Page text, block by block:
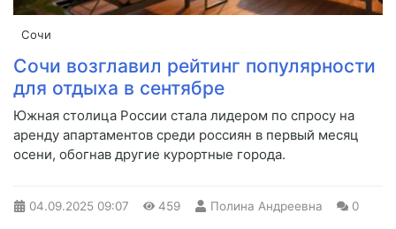
Сочи
Сочи возглавил рейтинг популярности
для отдыха в сентябре
Южная столица России стала лидером по спросу на
аренду апартаментов среди россиян в первый месяц
осени, обогнав другие курортные города.
04.09.2025 09:07 459 Полина Андреевна 0